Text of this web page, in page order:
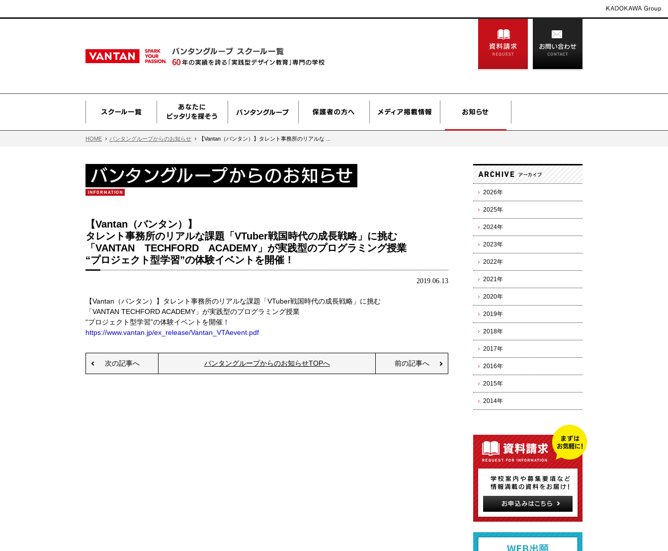
HOME バンタングループからのお知らせ 【Vantan（バンタン）】タレント事務所のリアルな ...
【Vantan（バンタン）】
タレント事務所のリアルな課題「VTuber戦国時代の成長戦略」に挑む
「VANTAN TECHFORD ACADEMY」が実践型のプログラミング授業
“プロジェクト型学習”の体験イベントを開催！
2019.06.13
【Vantan（バンタン）】タレント事務所のリアルな課題「VTuber戦国時代の成長戦略」に挑む
「VANTAN TECHFORD ACADEMY」が実践型のプログラミング授業
“プロジェクト型学習”の体験イベントを開催！
https://www.vantan.jp/ex_release/Vantan_VTAevent.pdf
次の記事へ バンタングループからのお知らせTOPへ 前の記事へ
2026年
2025年
2024年
2023年
2022年
2021年
2020年
2019年
2018年
2017年
2016年
2015年
2014年